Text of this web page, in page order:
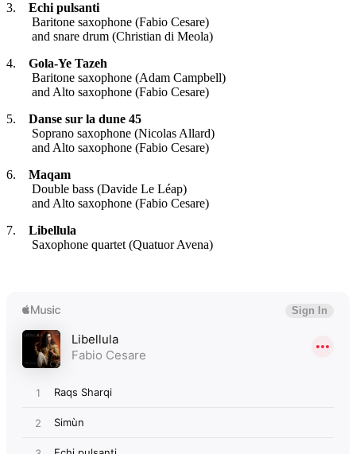
3. Echi pulsanti
Baritone saxophone (Fabio Cesare)
and snare drum (Christian di Meola)
4. Gola-Ye Tazeh
Baritone saxophone (Adam Campbell)
and Alto saxophone (Fabio Cesare)
5. Danse sur la dune 45
Soprano saxophone (Nicolas Allard)
and Alto saxophone (Fabio Cesare)
6. Maqam
Double bass (Davide Le Léap)
and Alto saxophone (Fabio Cesare)
7. Libellula
Saxophone quartet (Quatuor Avena)